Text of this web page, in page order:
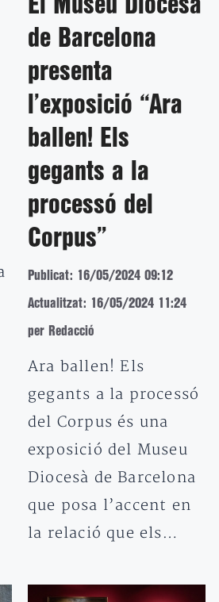
El Museu Diocesà
de Barcelona
presenta
l’exposició “Ara
ballen! Els
gegants a la
processó del
Corpus”
Publicat: 16/05/2024 09:12
Actualitzat: 16/05/2024 11:24
per Redacció
Ara ballen! Els
gegants a la processó
del Corpus és una
exposició del Museu
Diocesà de Barcelona
que posa l’accent en
la relació que els…